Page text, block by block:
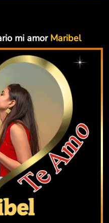
mi amor Maribel